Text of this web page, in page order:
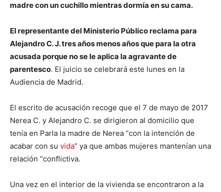
madre con un cuchillo mientras dormía en su cama.
El representante del Ministerio Público reclama para
Alejandro C. J. tres años menos años que para la otra
acusada porque no se le aplica la agravante de
parentesco. El juicio se celebrará este lunes en la
Audiencia de Madrid.
El escrito de acusación recoge que el 7 de mayo de 2017
Nerea C. y Alejandro C. se dirigieron al domicilio que
tenía en Parla la madre de Nerea “con la intención de
acabar con su vida” ya que ambas mujeres mantenían una
relación “conflictiva.
Una vez en el interior de la vivienda se encontraron a la